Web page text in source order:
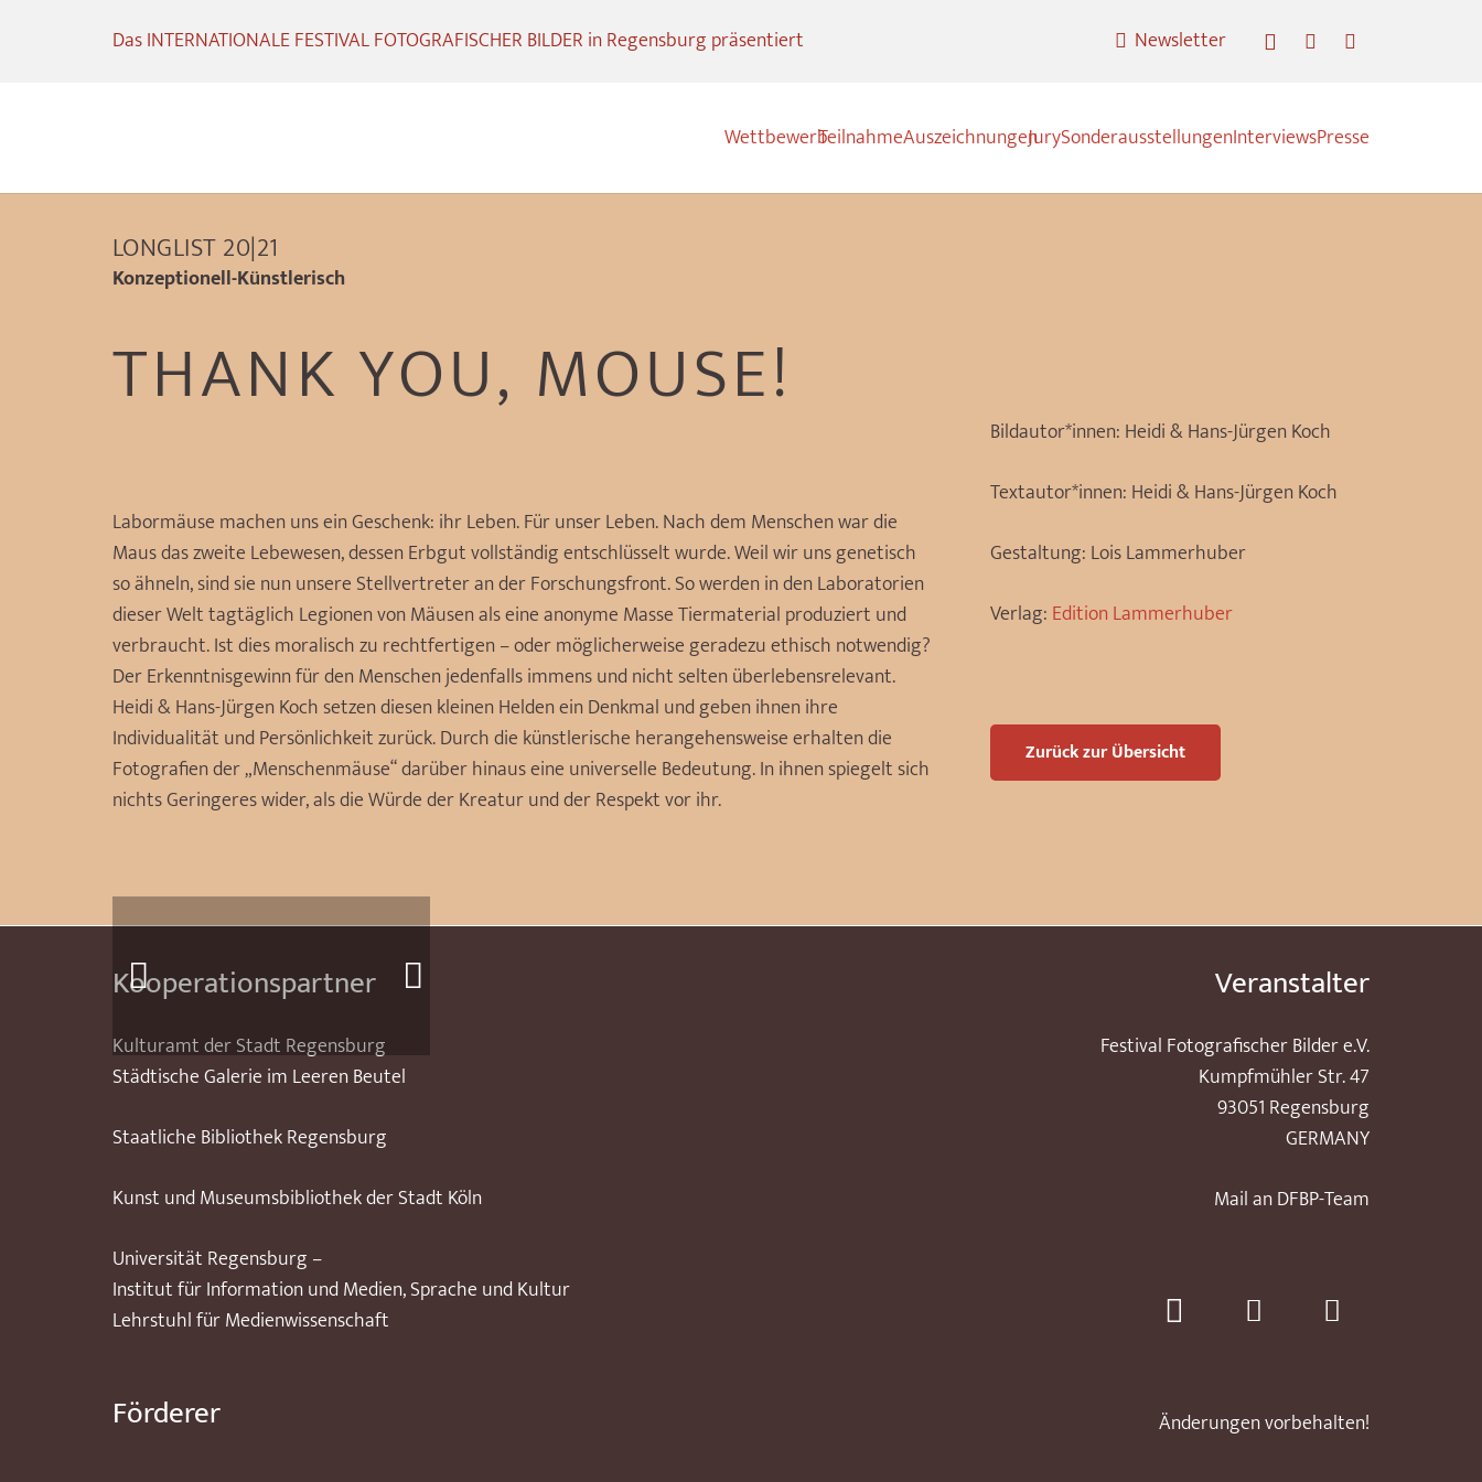
Das INTERNATIONALE FESTIVAL FOTOGRAFISCHER BILDER in Regensburg präsentiert Newsletter
WettbewerbTeilnahmeAuszeichnungenJurySonderausstellungenInterviewsPresse
LONGLIST 20|21
Konzeptionell-Künstlerisch
THANK YOU, MOUSE!
Labormäuse machen uns ein Geschenk: ihr Leben. Für unser Leben. Nach dem Menschen war die
Maus das zweite Lebewesen, dessen Erbgut vollständig entschlüsselt wurde. Weil wir uns genetisch
so ähneln, sind sie nun unsere Stellvertreter an der Forschungsfront. So werden in den Laboratorien
dieser Welt tagtäglich Legionen von Mäusen als eine anonyme Masse Tiermaterial produziert und
verbraucht. Ist dies moralisch zu rechtfertigen – oder möglicherweise geradezu ethisch notwendig?
Der Erkenntnisgewinn für den Menschen jedenfalls immens und nicht selten überlebensrelevant.
Heidi & Hans-Jürgen Koch setzen diesen kleinen Helden ein Denkmal und geben ihnen ihre
Individualität und Persönlichkeit zurück. Durch die künstlerische herangehensweise erhalten die
Fotografien der „Menschenmäuse“ darüber hinaus eine universelle Bedeutung. In ihnen spiegelt sich
nichts Geringeres wider, als die Würde der Kreatur und der Respekt vor ihr.
Bildautor*innen: Heidi & Hans-Jürgen Koch
Textautor*innen: Heidi & Hans-Jürgen Koch
Gestaltung: Lois Lammerhuber
Verlag: Edition Lammerhuber
Zurück zur Übersicht
Kooperationspartner
Kulturamt der Stadt Regensburg
Städtische Galerie im Leeren Beutel
Staatliche Bibliothek Regensburg
Kunst und Museumsbibliothek der Stadt Köln
Universität Regensburg –
Institut für Information und Medien, Sprache und Kultur
Lehrstuhl für Medienwissenschaft
Förderer
Veranstalter
Festival Fotografischer Bilder e.V.
Kumpfmühler Str. 47
93051 Regensburg
GERMANY
Mail an DFBP-Team
Änderungen vorbehalten!